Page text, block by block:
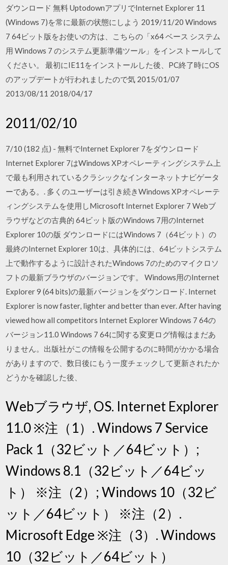
ダウンロード 無料 UptodownアプリでInternet Explorer 11
(Windows 7)を常に最新の状態にしよう 2019/11/20 Windows
7 64ビット版をお使いの方は、こちらの「x64 ベース システム
用 Windows 7 のシステム更新準備ツール」をインストールして
ください。 最初にIE11をインストールした後、PC終了時にOS
のアップデートが行われましたので気 2015/01/07
2013/08/11 2018/04/17
2011/02/10
7/10 (182 点) - 無料でInternet Explorer 7をダウンロード
Internet Explorer 7はWindows XPオペレーティングシステム上
で最も利用されているクラシックなインターネットナビゲータ
ーである。. 多くのユーザーは引き続きWindows XPオペレーテ
ィングシステムを使用しMicrosoft Internet Explorer 7 Webブ
ラウザなどの古典的 64ビット版のWindows 7用のInternet
Explorer 10の版 ダウンロードにはWindows 7（64ビット）の
最終のInternet Explorer 10は、具体的には、64ビットシステム
上で動作するように設計されたWindows 7のためのマイクロソ
フトの最新ブラウザのバージョンです。 Windows用のInternet
Explorer 9 (64 bits)の最新バージョンをダウンロード. Internet
Explorer is now faster, lighter and better than ever. After having
viewed how all competitors Internet Explorer Windows 7 64の
バージョン11.0 Windows 7 64に関する変更ログ情報はまだあ
りません。出版社がこの情報を公開するのに時間がかかる場合
がありますので、数日後にもう一度チェックして更新されたか
どうかを確認した後、
Webブラウザ, OS. Internet Explorer
11.0 ※注（1）. Windows 7 Service
Pack 1（32ビット／64ビット）;
Windows 8.1（32ビット／64ビッ
ト） ※注（2）; Windows 10（32ビ
ット／64ビット） ※注（2）.
Microsoft Edge ※注（3）. Windows
10（32ビット／64ビット）